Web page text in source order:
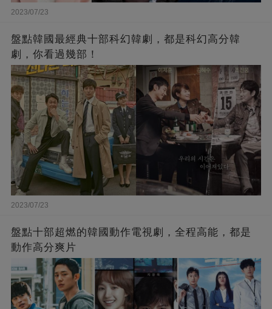
2023/07/23
盤點韓國最經典十部科幻韓劇，都是科幻高分韓
劇，你看過幾部！
2023/07/23
盤點十部超燃的韓國動作電視劇，全程高能，都是
動作高分爽片